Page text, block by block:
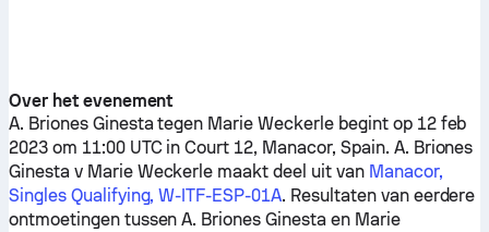
Over het evenement
A. Briones Ginesta tegen Marie Weckerlebegint op 12 feb
2023 om 11:00 UTC in Court 12, Manacor, Spain. A. Briones
Ginesta v Marie Weckerle maakt deel uit van Manacor,
Singles Qualifying, W-ITF-ESP-01A. Resultaten van eerdere
ontmoetingen tussenA. Briones Ginesta en Marie